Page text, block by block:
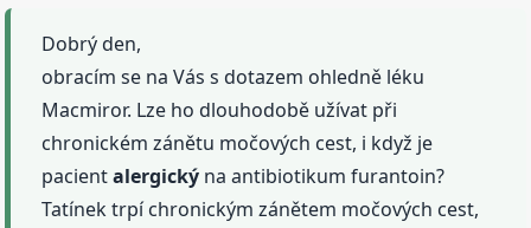
Dobrý den,
obracím se na Vás s dotazem ohledně léku
Macmiror. Lze ho dlouhodobě užívat při
chronickém zánětu močových cest, i když je
pacientalergický na antibiotikum furantoin?
Tatínek trpí chronickým zánětem močových cest,